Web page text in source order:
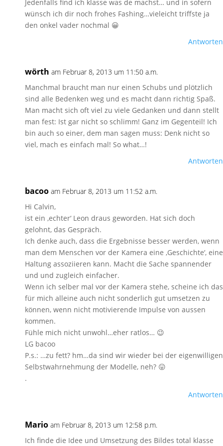
Jedenfalls find ich klasse was de machst… und in sofern
wünsch ich dir noch frohes Fashing…vieleicht triffste ja
den onkel vader nochmal 😀
Antworten
wörth am Februar 8, 2013 um 11:50 a.m.
Manchmal braucht man nur einen Schubs und plötzlich
sind alle Bedenken weg und es macht dann richtig Spaß.
Man macht sich oft viel zu viele Gedanken und dann stellt
man fest: Ist gar nicht so schlimm! Ganz im Gegenteil! Ich
bin auch so einer, dem man sagen muss: Denk nicht so
viel, mach es einfach mal! So what…!
Antworten
bacoo am Februar 8, 2013 um 11:52 a.m.
Hi Calvin,
ist ein ‚echter‘ Leon draus geworden. Hat sich doch
gelohnt, das Gespräch.
Ich denke auch, dass die Ergebnisse besser werden, wenn
man dem Menschen vor der Kamera eine ‚Geschichte‘, eine
Haltung assoziieren kann. Macht die Sache spannender
und und zugleich einfacher.
Wenn ich selber mal vor der Kamera stehe, scheine ich das
für mich alleine auch nicht sonderlich gut umsetzen zu
können, wenn nicht motivierende Impulse von aussen
kommen.
Fühle mich nicht unwohl…eher ratlos… 😉
LG bacoo
P.s.: …zu fett? hm…da sind wir wieder bei der eigenwilligen
Selbstwahrnehmung der Modelle, neh? 😛
.
Antworten
Mario am Februar 8, 2013 um 12:58 p.m.
Ich finde die Idee und Umsetzung des Bildes total klasse